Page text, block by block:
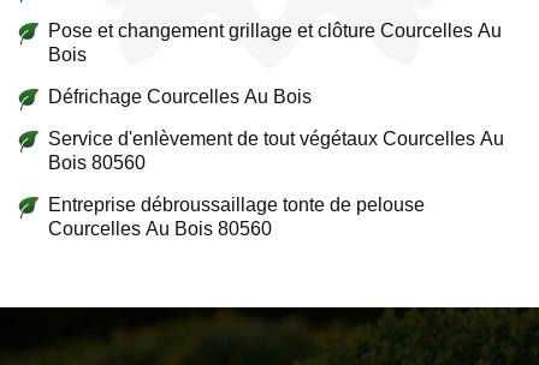
Pose et changement grillage et clôture Courcelles Au
Bois
Défrichage Courcelles Au Bois
Service d'enlèvement de tout végétaux Courcelles Au
Bois 80560
Entreprise débroussaillage tonte de pelouse
Courcelles Au Bois 80560